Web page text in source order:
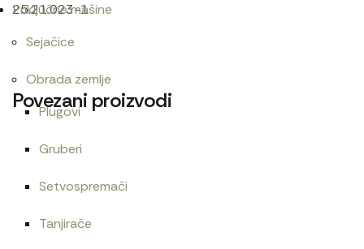
Priključne mašine
Sejačice
Obrada zemlje
Plugovi
Gruberi
Setvospremači
Tanjirače
25.21.023-1
Povezani proizvodi